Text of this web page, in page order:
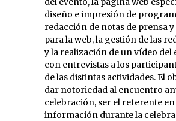
diseño e impresión de
redacción de notas de prensa
para la web, la gestión de las
y la realización de un vídeo del
con entrevistas a los
de las distintas actividades. El
dar notoriedad al encuentro
celebración, ser el referente
información durante la